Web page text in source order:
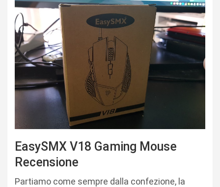
EasySMX V18 Gaming Mouse
Recensione
Partiamo come sempre dalla confezione, la